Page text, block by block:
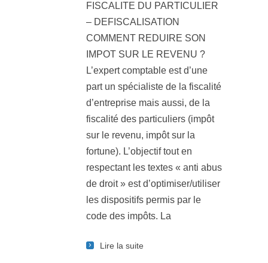
FISCALITE DU PARTICULIER
– DEFISCALISATION
COMMENT REDUIRE SON
IMPOT SUR LE REVENU ?
L’expert comptable est d’une
part un spécialiste de la fiscalité
d’entreprise mais aussi, de la
fiscalité des particuliers (impôt
sur le revenu, impôt sur la
fortune). L’objectif tout en
respectant les textes « anti abus
de droit » est d’optimiser/utiliser
les dispositifs permis par le
code des impôts. La
Lire la suite